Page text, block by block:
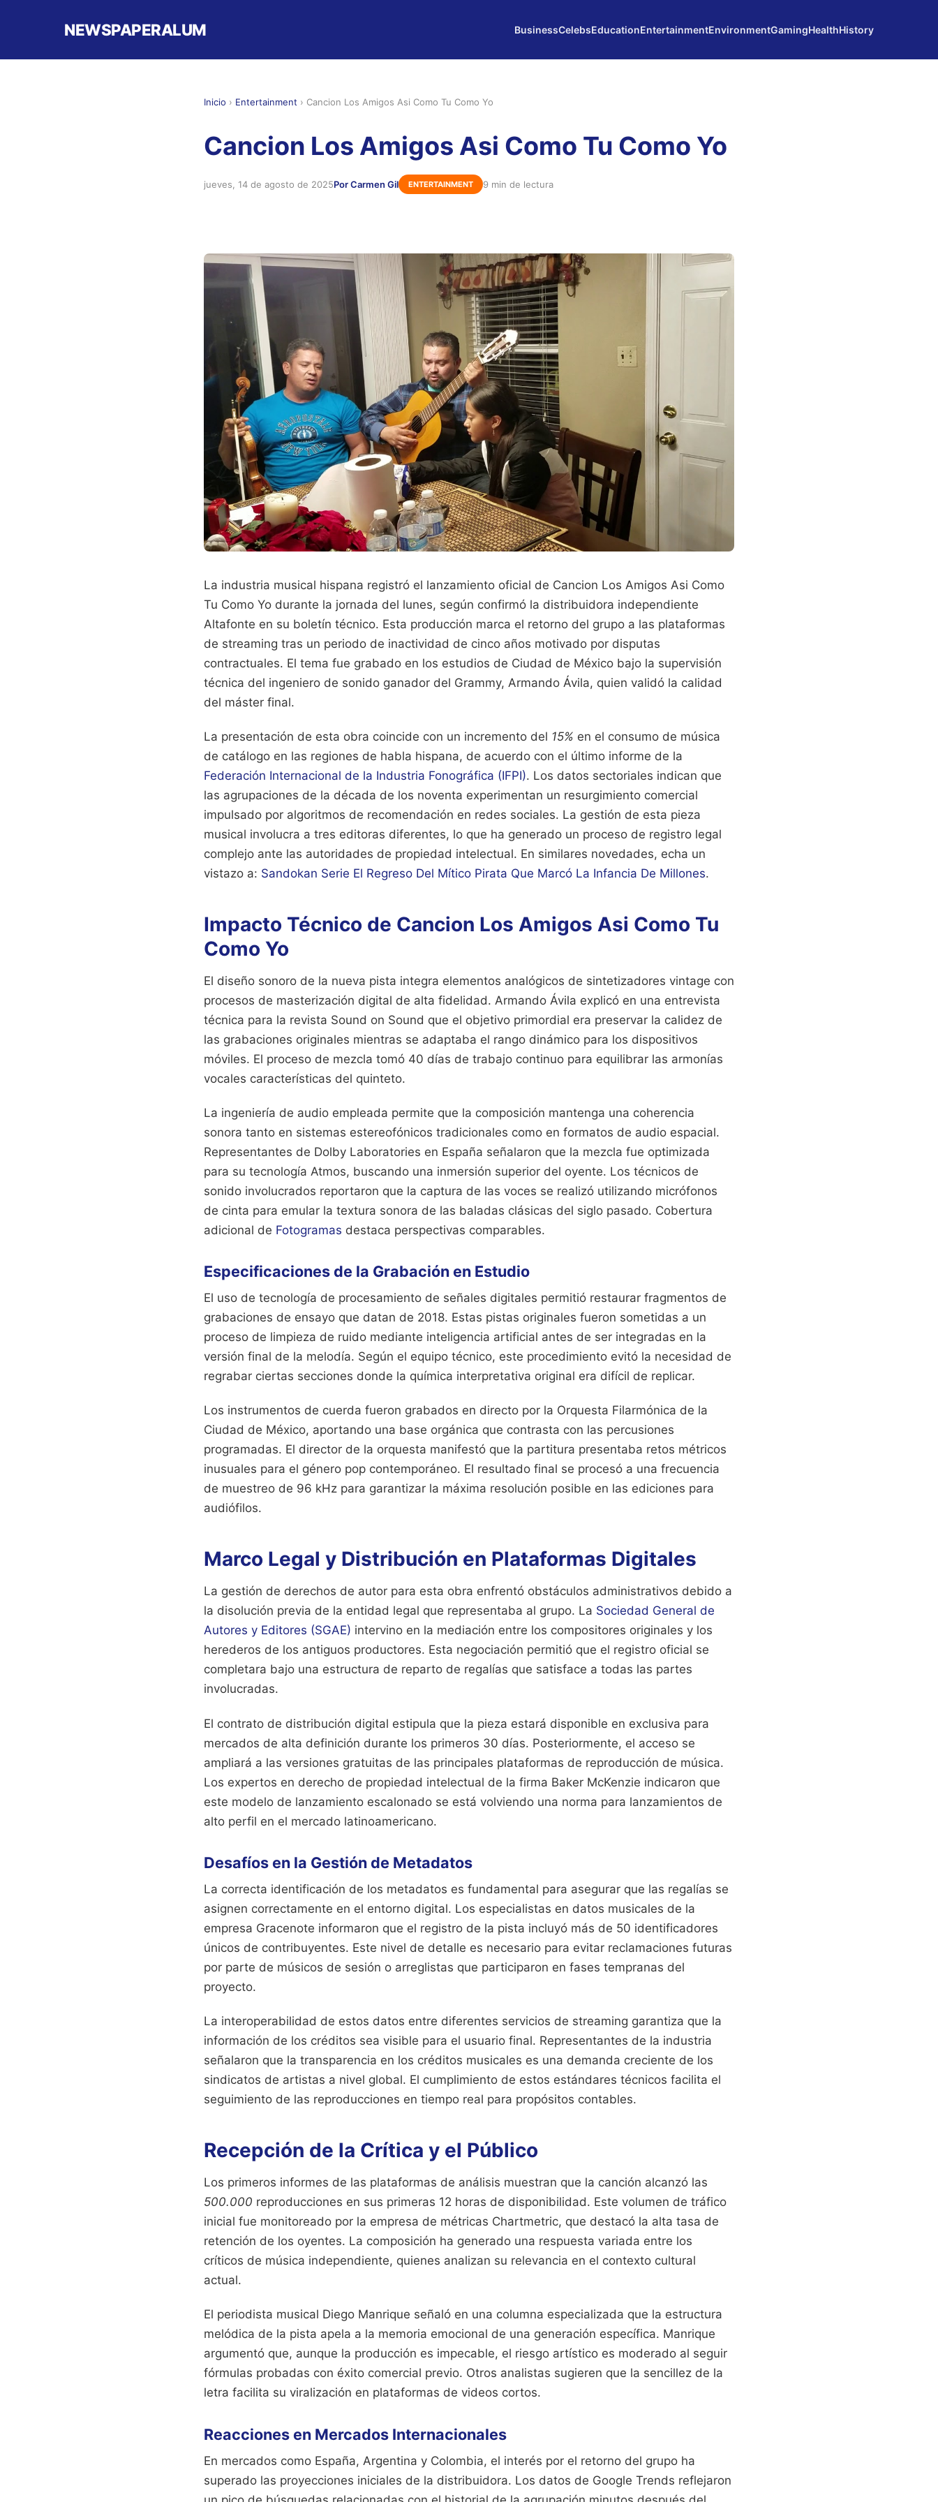
NEWSPAPERALUM BusinessCelebsEducationEntertainmentEnvironmentGamingHealthHistory
Inicio › Entertainment › Cancion Los Amigos Asi Como Tu Como Yo
Cancion Los Amigos Asi Como Tu Como Yo
jueves, 14 de agosto de 2025Por Carmen Gil ENTERTAINMENT 9 min de lectura
La industria musical hispana registró el lanzamiento oficial de Cancion Los Amigos Asi Como
Tu Como Yo durante la jornada del lunes, según confirmó la distribuidora independiente
Altafonte en su boletín técnico. Esta producción marca el retorno del grupo a las plataformas
de streaming tras un periodo de inactividad de cinco años motivado por disputas
contractuales. El tema fue grabado en los estudios de Ciudad de México bajo la supervisión
técnica del ingeniero de sonido ganador del Grammy, Armando Ávila, quien validó la calidad
del máster final.
La presentación de esta obra coincide con un incremento del 15% en el consumo de música
de catálogo en las regiones de habla hispana, de acuerdo con el último informe de la
Federación Internacional de la Industria Fonográfica (IFPI). Los datos sectoriales indican que
las agrupaciones de la década de los noventa experimentan un resurgimiento comercial
impulsado por algoritmos de recomendación en redes sociales. La gestión de esta pieza
musical involucra a tres editoras diferentes, lo que ha generado un proceso de registro legal
complejo ante las autoridades de propiedad intelectual. En similares novedades, echa un
vistazo a: Sandokan Serie El Regreso Del Mítico Pirata Que Marcó La Infancia De Millones.
Impacto Técnico de Cancion Los Amigos Asi Como Tu
Como Yo
El diseño sonoro de la nueva pista integra elementos analógicos de sintetizadores vintage con
procesos de masterización digital de alta fidelidad. Armando Ávila explicó en una entrevista
técnica para la revista Sound on Sound que el objetivo primordial era preservar la calidez de
las grabaciones originales mientras se adaptaba el rango dinámico para los dispositivos
móviles. El proceso de mezcla tomó 40 días de trabajo continuo para equilibrar las armonías
vocales características del quinteto.
La ingeniería de audio empleada permite que la composición mantenga una coherencia
sonora tanto en sistemas estereofónicos tradicionales como en formatos de audio espacial.
Representantes de Dolby Laboratories en España señalaron que la mezcla fue optimizada
para su tecnología Atmos, buscando una inmersión superior del oyente. Los técnicos de
sonido involucrados reportaron que la captura de las voces se realizó utilizando micrófonos
de cinta para emular la textura sonora de las baladas clásicas del siglo pasado. Cobertura
adicional de Fotogramas destaca perspectivas comparables.
Especificaciones de la Grabación en Estudio
El uso de tecnología de procesamiento de señales digitales permitió restaurar fragmentos de
grabaciones de ensayo que datan de 2018. Estas pistas originales fueron sometidas a un
proceso de limpieza de ruido mediante inteligencia artificial antes de ser integradas en la
versión final de la melodía. Según el equipo técnico, este procedimiento evitó la necesidad de
regrabar ciertas secciones donde la química interpretativa original era difícil de replicar.
Los instrumentos de cuerda fueron grabados en directo por la Orquesta Filarmónica de la
Ciudad de México, aportando una base orgánica que contrasta con las percusiones
programadas. El director de la orquesta manifestó que la partitura presentaba retos métricos
inusuales para el género pop contemporáneo. El resultado final se procesó a una frecuencia
de muestreo de 96 kHz para garantizar la máxima resolución posible en las ediciones para
audiófilos.
Marco Legal y Distribución en Plataformas Digitales
La gestión de derechos de autor para esta obra enfrentó obstáculos administrativos debido a
la disolución previa de la entidad legal que representaba al grupo. La Sociedad General de
Autores y Editores (SGAE) intervino en la mediación entre los compositores originales y los
herederos de los antiguos productores. Esta negociación permitió que el registro oficial se
completara bajo una estructura de reparto de regalías que satisface a todas las partes
involucradas.
El contrato de distribución digital estipula que la pieza estará disponible en exclusiva para
mercados de alta definición durante los primeros 30 días. Posteriormente, el acceso se
ampliará a las versiones gratuitas de las principales plataformas de reproducción de música.
Los expertos en derecho de propiedad intelectual de la firma Baker McKenzie indicaron que
este modelo de lanzamiento escalonado se está volviendo una norma para lanzamientos de
alto perfil en el mercado latinoamericano.
Desafíos en la Gestión de Metadatos
La correcta identificación de los metadatos es fundamental para asegurar que las regalías se
asignen correctamente en el entorno digital. Los especialistas en datos musicales de la
empresa Gracenote informaron que el registro de la pista incluyó más de 50 identificadores
únicos de contribuyentes. Este nivel de detalle es necesario para evitar reclamaciones futuras
por parte de músicos de sesión o arreglistas que participaron en fases tempranas del
proyecto.
La interoperabilidad de estos datos entre diferentes servicios de streaming garantiza que la
información de los créditos sea visible para el usuario final. Representantes de la industria
señalaron que la transparencia en los créditos musicales es una demanda creciente de los
sindicatos de artistas a nivel global. El cumplimiento de estos estándares técnicos facilita el
seguimiento de las reproducciones en tiempo real para propósitos contables.
Recepción de la Crítica y el Público
Los primeros informes de las plataformas de análisis muestran que la canción alcanzó las
500.000 reproducciones en sus primeras 12 horas de disponibilidad. Este volumen de tráfico
inicial fue monitoreado por la empresa de métricas Chartmetric, que destacó la alta tasa de
retención de los oyentes. La composición ha generado una respuesta variada entre los
críticos de música independiente, quienes analizan su relevancia en el contexto cultural
actual.
El periodista musical Diego Manrique señaló en una columna especializada que la estructura
melódica de la pista apela a la memoria emocional de una generación específica. Manrique
argumentó que, aunque la producción es impecable, el riesgo artístico es moderado al seguir
fórmulas probadas con éxito comercial previo. Otros analistas sugieren que la sencillez de la
letra facilita su viralización en plataformas de videos cortos.
Reacciones en Mercados Internacionales
En mercados como España, Argentina y Colombia, el interés por el retorno del grupo ha
superado las proyecciones iniciales de la distribuidora. Los datos de Google Trends reflejaron